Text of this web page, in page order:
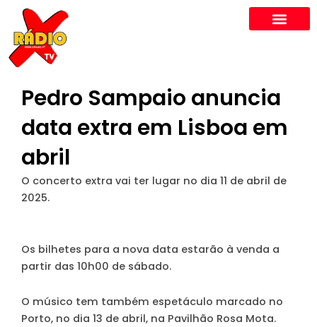
content
Pedro Sampaio anuncia
data extra em Lisboa em
abril
O concerto extra vai ter lugar no dia 11 de abril de
2025.
Os bilhetes para a nova data estarão à venda a
partir das 10h00 de sábado.
O músico tem também espetáculo marcado no
Porto, no dia 13 de abril, na Pavilhão Rosa Mota.